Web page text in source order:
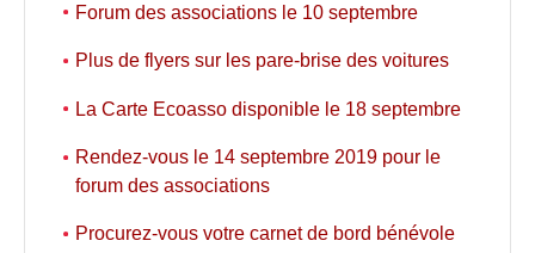
Forum des associations le 10 septembre
Plus de flyers sur les pare-brise des voitures
La Carte Ecoasso disponible le 18 septembre
Rendez-vous le 14 septembre 2019 pour le
forum des associations
Procurez-vous votre carnet de bord bénévole